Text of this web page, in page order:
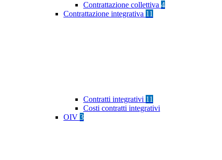
Contrattazione collettiva 4
Contrattazione integrativa 11
Contratti integrativi 11
Costi contratti integrativi
OIV 3